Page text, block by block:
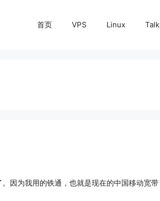
首页 VPS Linux Talk
因为我用的铁通，也就是现在的中国移动宽带